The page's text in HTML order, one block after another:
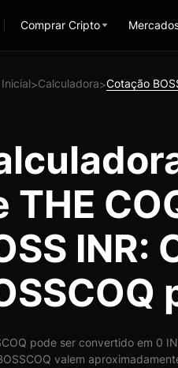
Comprar Cripto
>Calculadora>Cotação
THE
INR:
pode ser convertido em 0
valem